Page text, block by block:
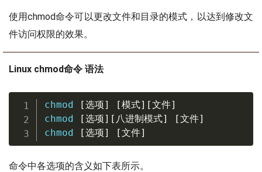
使用chmod命令可以更改文件和目录的模式，以达到修改文
件访问权限的效果。
Linux chmod命令 语法
chmod [选项] [模式] [文件]
chmod
[选项] [ 八进制模式] [文件]
chmod
[选项] [文件]
命令中各选项的含义如下表所示。